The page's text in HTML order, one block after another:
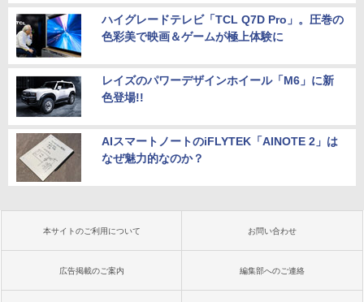
ハイグレードテレビ「TCL Q7D Pro」。圧巻の
色彩美で映画＆ゲームが極上体験に
レイズのパワーデザインホイール「M6」に新
色登場!!
AIスマートノートのiFLYTEK「AINOTE 2」は
なぜ魅力的なのか？
本サイトのご利用について お問い合わせ
広告掲載のご案内 編集部へのご連絡